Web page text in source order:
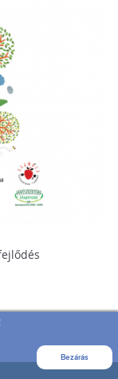
Bezárás